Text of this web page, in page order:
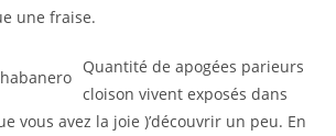
une fraise.
Quantité de apogées parieurs
cloison vivent exposés dans
vous avez la joie )’découvrir un peu. En